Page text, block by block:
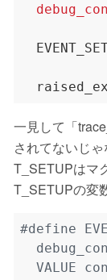
一見して「
されてないじ
T_SETUPはマ
T_SETUPの変